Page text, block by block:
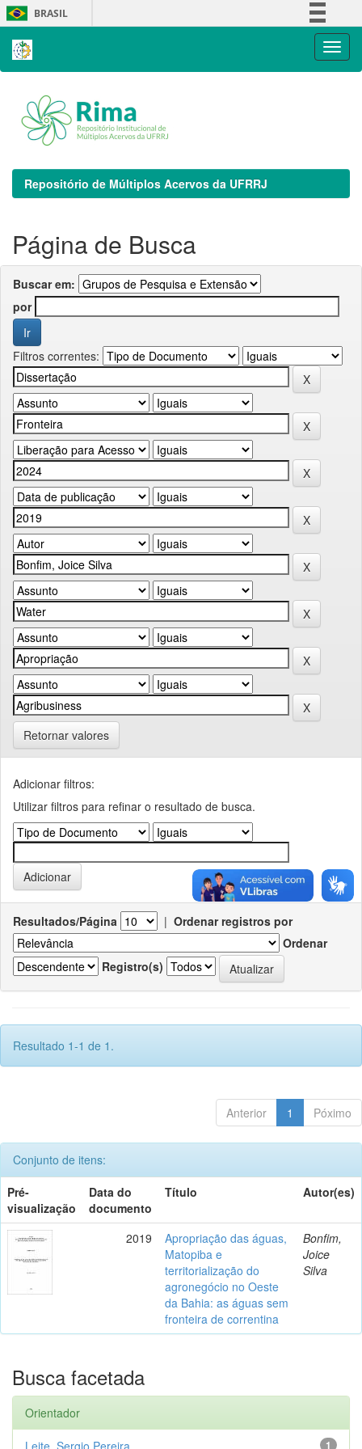
Skip
navigation
BRASIL
Repositório de Múltiplos Acervos da UFRRJ
Página de Busca
Buscar em:
por
Filtros correntes:
Retornar valores
Adicionar filtros:
Utilizar filtros para refinar o resultado de busca.
Resultados/Página | Ordenar registros por
Ordenar
Registro(s)
Resultado 1-1 de 1.
Anterior 1 Póximo
Conjunto de itens:
Pré-
visualização
Data do
documento
Título Autor(es)
2019
Apropriação das águas,
Matopiba e
territorialização do
agronegócio no Oeste
da Bahia: as águas sem
fronteira de correntina
Bonfim,
Joice
Silva
Busca facetada
Orientador
1
Leite, Sergio Pereira